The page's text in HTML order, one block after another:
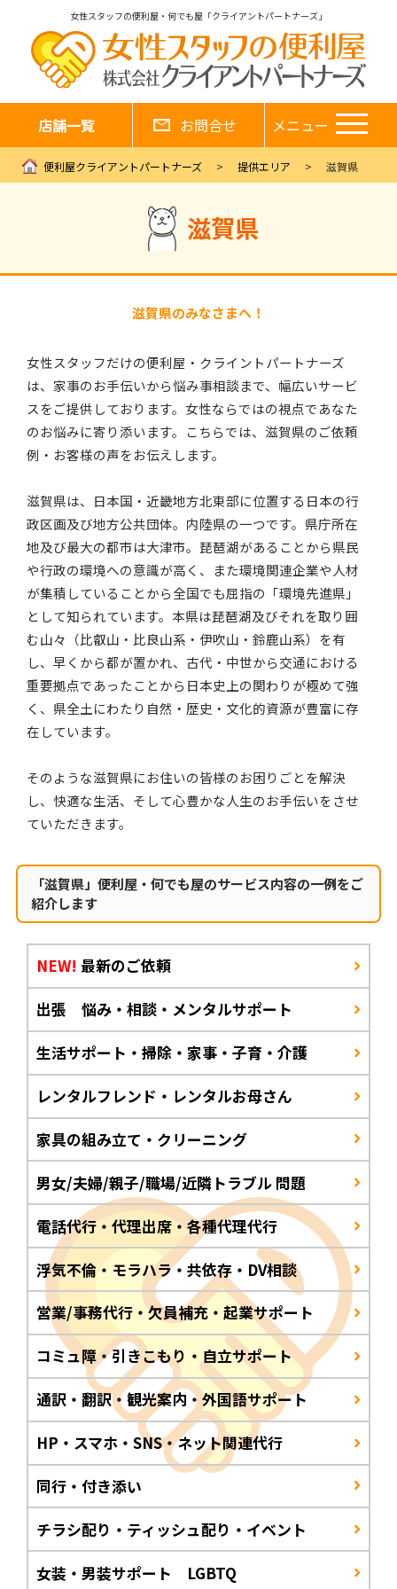
女性スタッフの便利屋・何でも屋「クライアントパートナーズ」
店舗一覧 お問合せ メニュー
便利屋クライアントパートナーズ 提供エリア 滋賀県
滋賀県
滋賀県のみなさまへ！
女性スタッフだけの便利屋・クライントパートナーズ
は、家事のお手伝いから悩み事相談まで、幅広いサービ
スをご提供しております。女性ならではの視点であなた
のお悩みに寄り添います。こちらでは、滋賀県のご依頼
例・お客様の声をお伝えします。
滋賀県は、日本国・近畿地方北東部に位置する日本の行
政区画及び地方公共団体。内陸県の一つです。県庁所在
地及び最大の都市は大津市。琵琶湖があることから県民
や行政の環境への意識が高く、また環境関連企業や人材
が集積していることから全国でも屈指の「環境先進県」
として知られています。本県は琵琶湖及びそれを取り囲
む山々（比叡山・比良山系・伊吹山・鈴鹿山系）を有
し、早くから都が置かれ、古代・中世から交通における
重要拠点であったことから日本史上の関わりが極めて強
く、県全土にわたり自然・歴史・文化的資源が豊富に存
在しています。
そのような滋賀県にお住いの皆様のお困りごとを解決
し、快適な生活、そして心豊かな人生のお手伝いをさせ
ていただきます。
「滋賀県」便利屋・何でも屋のサービス内容の一例をご
紹介します
NEW! 最新のご依頼
出張 悩み・相談・メンタルサポート
生活サポート・掃除・家事・子育・介護
レンタルフレンド・レンタルお母さん
家具の組み立て・クリーニング
男女/夫婦/親子/職場/近隣トラブル 問題
電話代行・代理出席・各種代理代行
浮気不倫・モラハラ・共依存・DV相談
営業/事務代行・欠員補充・起業サポート
コミュ障・引きこもり・自立サポート
通訳・翻訳・観光案内・外国語サポート
HP・スマホ・SNS・ネット関連代行
同行・付き添い
チラシ配り・ティッシュ配り・イベント
女装・男装サポート LGBTQ